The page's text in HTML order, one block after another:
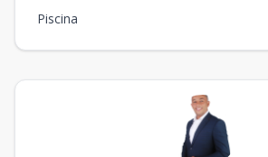
Villa A8
Piscina